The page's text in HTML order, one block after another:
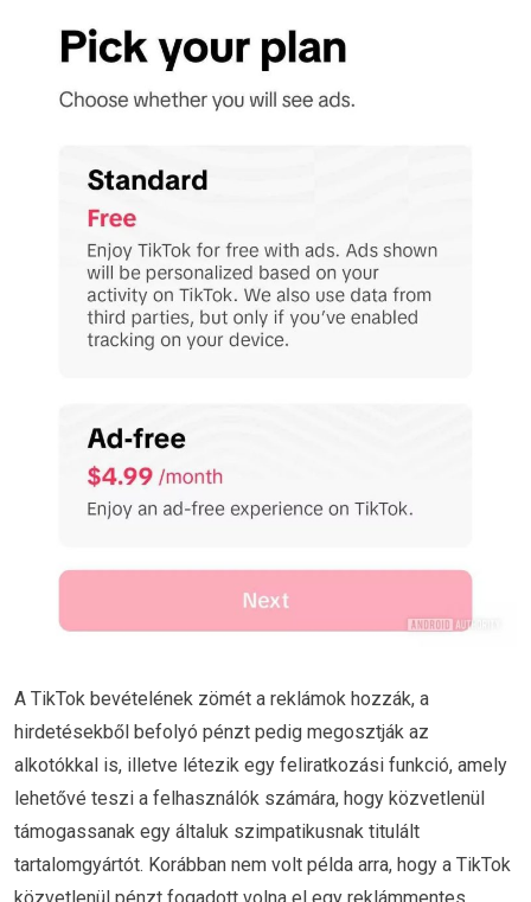
A TikTok bevételének zömét a reklámok hozzák, a
hirdetésekből befolyó pénzt pedig megosztják az
alkotókkal is, illetve létezik egy feliratkozási funkció, amely
lehetővé teszi a felhasználók számára, hogy közvetlenül
támogassanak egy általuk szimpatikusnak titulált
tartalomgyártót. Korábban nem volt példa arra, hogy a TikTok
közvetlenül pénzt fogadott volna el egy reklámmentes